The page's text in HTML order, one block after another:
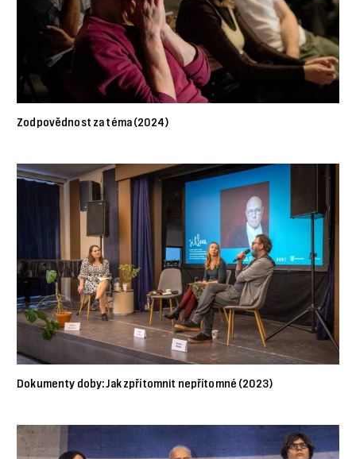
Zodpovědnost za téma (2024)
Dokumenty doby: Jak zpřítomnit nepřítomné (2023)